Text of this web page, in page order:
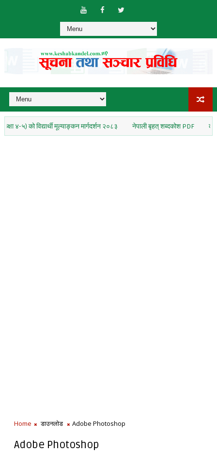
विद्यार्थी मूल्याङ्कन मार्गदर्शन २०८३ नेपाली बृहत् शब्दकोश PDF कक्षा १०
Home डाउनलोड Adobe Photoshop
Adobe Photoshop